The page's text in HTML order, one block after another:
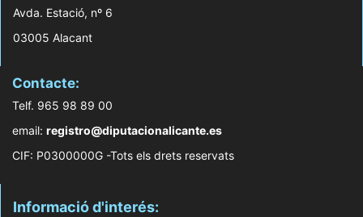
Avda. Estació, nº 6
03005 Alacant
Contacte:
Telf. 965 98 89 00
email: registro@diputacionalicante.es
CIF: P0300000G -Tots els drets reservats
Informació d'interés: